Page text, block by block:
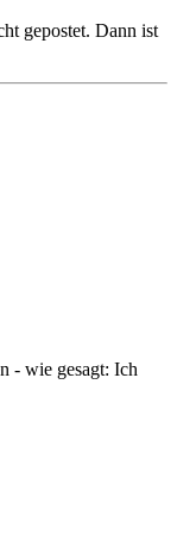
gepostet. Dann ist
- wie gesagt: Ich